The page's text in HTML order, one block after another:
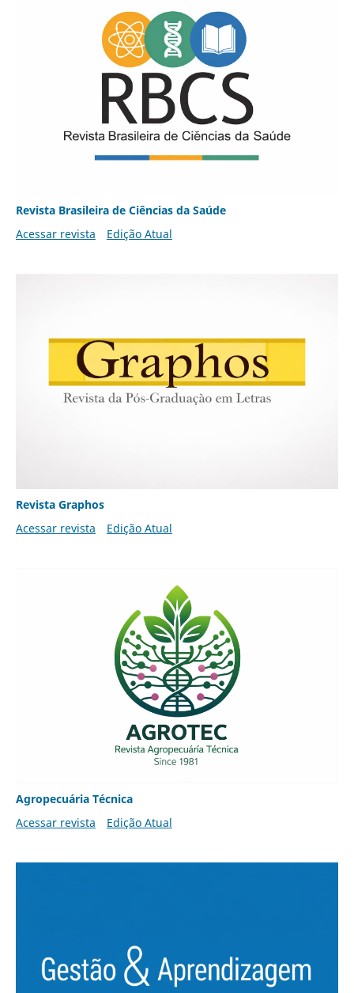
Revista Brasileira de Ciências da Saúde
Acessar revista
Edição Atual
Revista Graphos
Acessar revista
Edição Atual
Agropecuária Técnica
Acessar revista
Edição Atual